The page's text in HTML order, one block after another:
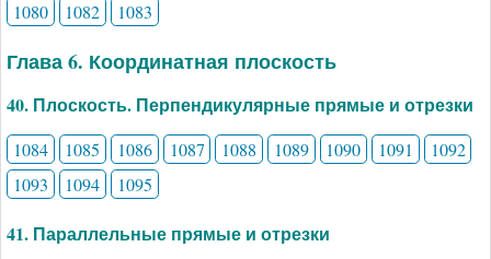
1080
1082 1083
Глава 6. Координатная плоскость
40. Плоскость. Перпендикулярные прямые и отрезки
1084 1085 1086 1087 1088 1089 1090 1091
1092
1093
1094 1095
41. Параллельные прямые и отрезки